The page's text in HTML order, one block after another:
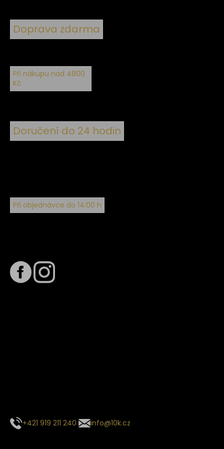
Doprava zdarma
Při nákupu nad 4800
Kč
Doručení do 24 hodin
Při objednávce do 14:00 h
+421 919 211 240 info@10k.cz